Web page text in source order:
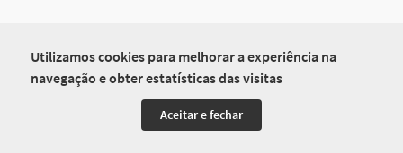
Utilizamos cookies para melhorar a experiência na
navegação e obter estatísticas das visitas
Aceitar e fechar